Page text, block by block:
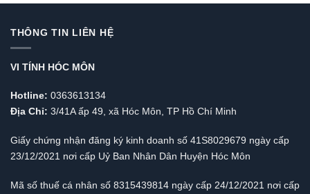
THÔNG TIN LIÊN HỆ
VI TÍNH HÓC MÔN
Hotline: 0363613134
Địa Chỉ: 3/41A ấp 49, xã Hóc Môn, TP Hồ Chí Minh
Giấy chứng nhận đăng ký kinh doanh số 41S8029679 ngày cấp
23/12/2021 nơi cấp Uỷ Ban Nhân Dân Huyện Hóc Môn
Mã số thuế cá nhân số 8315439814 ngày cấp 24/12/2021 nơi cấp